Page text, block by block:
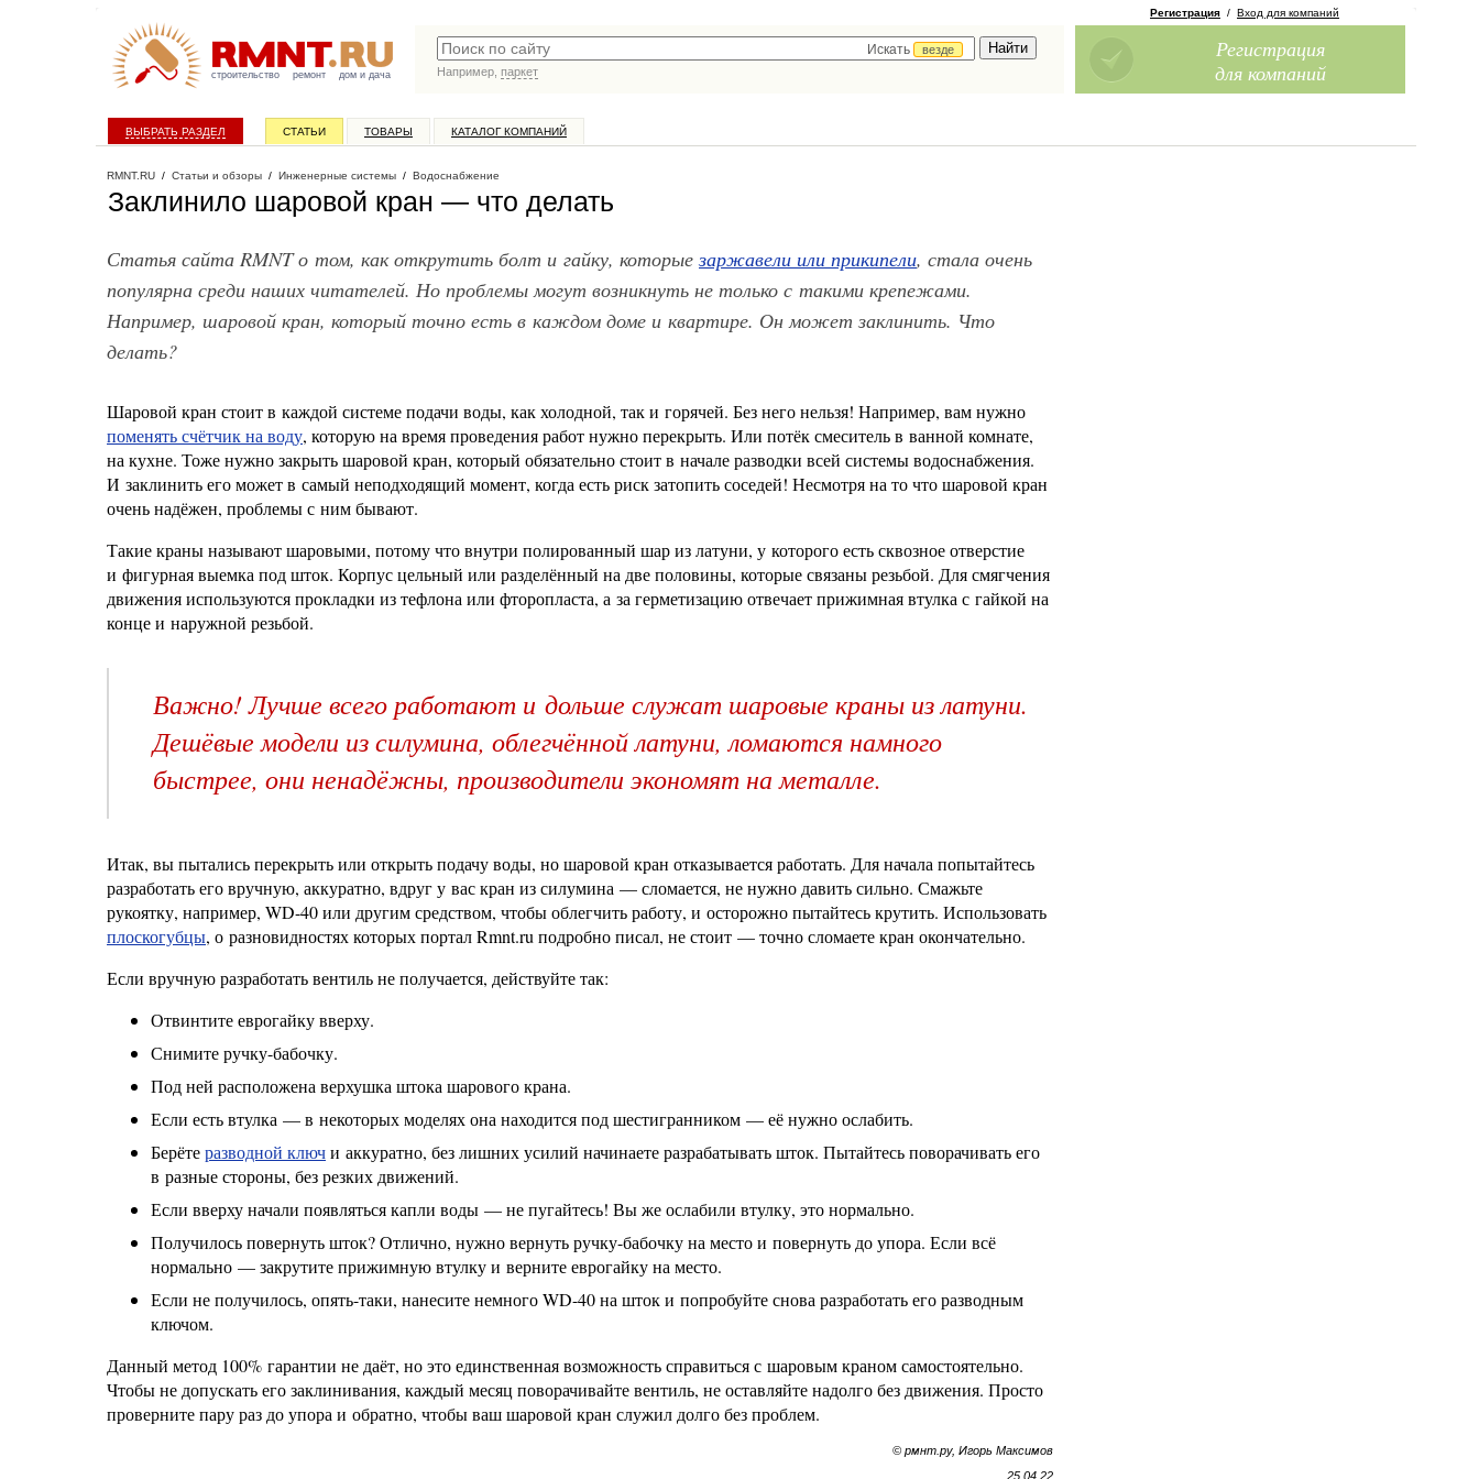
строительство ремонт дом и дача
Искать
везде
Например, паркет
Регистрация / Вход для компаний
Регистрация
для компаний
ВЫБРАТЬ РАЗДЕЛ СТАТЬИ ТОВАРЫ КАТАЛОГ КОМПАНИЙ
RMNT.RU / Статьи и обзоры / Инженерные системы / Водоснабжение
Заклинило шаровой кран — что делать
Статья сайта RMNT о том, как открутить болт и гайку, которыезаржавели или прикипели, стала очень
популярна среди наших читателей. Но проблемы могут возникнуть не только с такими крепежами.
Например, шаровой кран, который точно есть в каждом доме и квартире. Он может заклинить. Что
делать?
Шаровой кран стоит в каждой системе подачи воды, как холодной, так и горячей. Без него нельзя! Например, вам нужно
поменять счётчик на воду, которую на время проведения работ нужно перекрыть. Или потёк смеситель в ванной комнате,
на кухне. Тоже нужно закрыть шаровой кран, который обязательно стоит в начале разводки всей системы водоснабжения.
И заклинить его может в самый неподходящий момент, когда есть риск затопить соседей! Несмотря на то что шаровой кран
очень надёжен, проблемы с ним бывают.
Такие краны называют шаровыми, потому что внутри полированный шар из латуни, у которого есть сквозное отверстие
и фигурная выемка под шток. Корпус цельный или разделённый на две половины, которые связаны резьбой. Для смягчения
движения используются прокладки из тефлона или фторопласта, а за герметизацию отвечает прижимная втулка с гайкой на
конце и наружной резьбой.
Важно! Лучше всего работают и дольше служат шаровые краны из латуни.
Дешёвые модели из силумина, облегчённой латуни, ломаются намного
быстрее, они ненадёжны, производители экономят на металле.
Итак, вы пытались перекрыть или открыть подачу воды, но шаровой кран отказывается работать. Для начала попытайтесь
разработать его вручную, аккуратно, вдруг у вас кран из силумина — сломается, не нужно давить сильно. Смажьте
рукоятку, например, WD-40 или другим средством, чтобы облегчить работу, и осторожно пытайтесь крутить. Использовать
плоскогубцы, о разновидностях которых портал Rmnt.ru подробно писал, не стоит — точно сломаете кран окончательно.
Если вручную разработать вентиль не получается, действуйте так:
Отвинтите еврогайку вверху.
Снимите ручку-бабочку.
Под ней расположена верхушка штока шарового крана.
Если есть втулка — в некоторых моделях она находится под шестигранником — её нужно ослабить.
Берётеразводной ключи аккуратно, без лишних усилий начинаете разрабатывать шток. Пытайтесь поворачивать его
в разные стороны, без резких движений.
Если вверху начали появляться капли воды — не пугайтесь! Вы же ослабили втулку, это нормально.
Получилось повернуть шток? Отлично, нужно вернуть ручку-бабочку на место и повернуть до упора. Если всё
нормально — закрутите прижимную втулку и верните еврогайку на место.
Если не получилось, опять-таки, нанесите немного WD-40 на шток и попробуйте снова разработать его разводным
ключом.
Данный метод 100% гарантии не даёт, но это единственная возможность справиться с шаровым краном самостоятельно.
Чтобы не допускать его заклинивания, каждый месяц поворачивайте вентиль, не оставляйте надолго без движения. Просто
проверните пару раз до упора и обратно, чтобы ваш шаровой кран служил долго без проблем.
© рмнт.ру, Игорь Максимов
25.04.22